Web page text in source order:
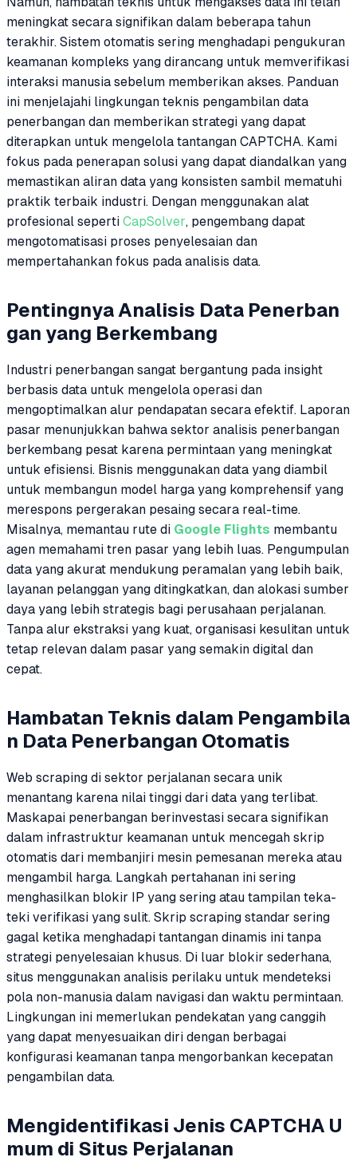
meningkat secara signifikan dalam beberapa tahun
terakhir. Sistem otomatis sering menghadapi pengukuran
keamanan kompleks yang dirancang untuk memverifikasi
interaksi manusia sebelum memberikan akses. Panduan
ini menjelajahi lingkungan teknis pengambilan data
penerbangan dan memberikan strategi yang dapat
diterapkan untuk mengelola tantangan CAPTCHA. Kami
fokus pada penerapan solusi yang dapat diandalkan yang
memastikan aliran data yang konsisten sambil mematuhi
praktik terbaik industri. Dengan menggunakan alat
profesional seperti CapSolver, pengembang dapat
mengotomatisasi proses penyelesaian dan
mempertahankan fokus pada analisis data.
Pentingnya Analisis Data Penerban
gan yang Berkembang
Industri penerbangan sangat bergantung pada insight
berbasis data untuk mengelola operasi dan
mengoptimalkan alur pendapatan secara efektif. Laporan
pasar menunjukkan bahwa sektor analisis penerbangan
berkembang pesat karena permintaan yang meningkat
untuk efisiensi. Bisnis menggunakan data yang diambil
untuk membangun model harga yang komprehensif yang
merespons pergerakan pesaing secara real-time.
Misalnya, memantau rute di Google Flights membantu
agen memahami tren pasar yang lebih luas. Pengumpulan
data yang akurat mendukung peramalan yang lebih baik,
layanan pelanggan yang ditingkatkan, dan alokasi sumber
daya yang lebih strategis bagi perusahaan perjalanan.
Tanpa alur ekstraksi yang kuat, organisasi kesulitan untuk
tetap relevan dalam pasar yang semakin digital dan
cepat.
Hambatan Teknis dalam Pengambila
n Data Penerbangan Otomatis
Web scraping di sektor perjalanan secara unik
menantang karena nilai tinggi dari data yang terlibat.
Maskapai penerbangan berinvestasi secara signifikan
dalam infrastruktur keamanan untuk mencegah skrip
otomatis dari membanjiri mesin pemesanan mereka atau
mengambil harga. Langkah pertahanan ini sering
menghasilkan blokir IP yang sering atau tampilan teka-
teki verifikasi yang sulit. Skrip scraping standar sering
gagal ketika menghadapi tantangan dinamis ini tanpa
strategi penyelesaian khusus. Di luar blokir sederhana,
situs menggunakan analisis perilaku untuk mendeteksi
pola non-manusia dalam navigasi dan waktu permintaan.
Lingkungan ini memerlukan pendekatan yang canggih
yang dapat menyesuaikan diri dengan berbagai
konfigurasi keamanan tanpa mengorbankan kecepatan
pengambilan data.
Mengidentifikasi Jenis CAPTCHA U
mum di Situs Perjalanan